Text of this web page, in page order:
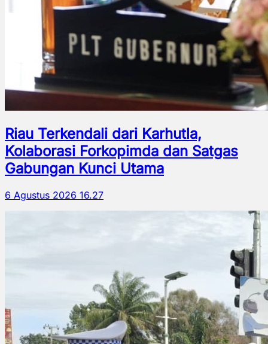
Riau Terkendali dari Karhutla,
Kolaborasi Forkopimda dan Satgas
Gabungan Kunci Utama
6 Agustus 2026 16.27